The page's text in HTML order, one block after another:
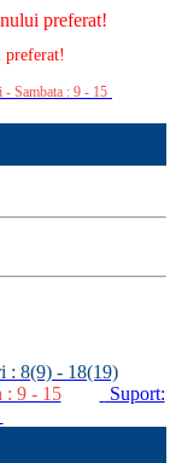
preferat!
preferat!
- Sambata : 9 - 15
: 8(9) - 18(19)
: 9 - 15
Suport: